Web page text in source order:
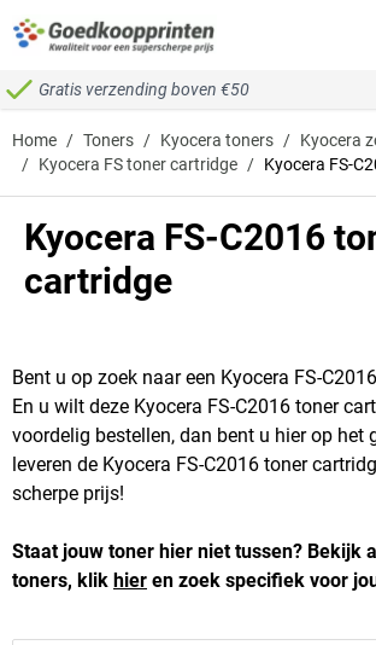
Ga naar de inhoud
Gratis verzending boven €50
Home / Toners / Kyocera toners / Kyocera
/ Kyocera FS toner cartridge / Kyocera FS-
Kyocera FS-C2016
cartridge
Bent u op zoek naar een Kyocera FS-
En u wilt deze Kyocera FS-C2016 toner
voordelig bestellen, dan bent u hier op het
leveren de Kyocera FS-C2016 toner
scherpe prijs!
Staat jouw toner hier niet tussen? Bekijk
toners, klik hier en zoek specifiek voor